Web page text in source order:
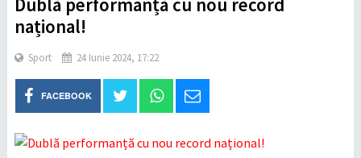
național!
Sport 24 Iunie 2024, 17:22
FACEBOOK